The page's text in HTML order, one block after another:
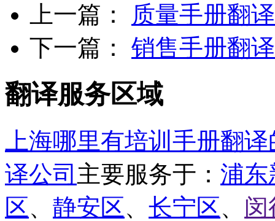
上一篇：
质量手册翻译
下一篇： 销售手册翻译
翻译服务区域
上海哪里有培训手册翻
译公司 主要服务于： 浦东
区、 静安区、 长宁区、 闵